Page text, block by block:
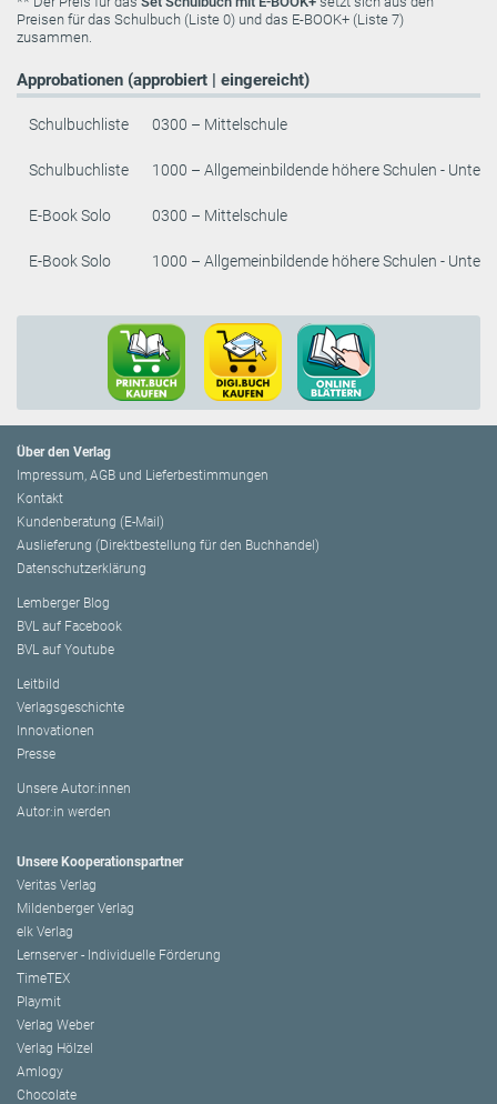
Preisen für das Schulbuch (Liste 0) und das E-BOOK+ (Liste 7)
zusammen.
Approbationen (approbiert | eingereicht)
Schulbuchliste 0300 – Mittelschule
Schulbuchliste 1000 – Allgemeinbildende höhere Schulen -
E-Book Solo 0300 – Mittelschule
E-Book Solo 1000 – Allgemeinbildende höhere Schulen -
Über den Verlag
Impressum, AGB und Lieferbestimmungen
Kontakt
Kundenberatung (E-Mail)
Auslieferung (Direktbestellung für den Buchhandel)
Datenschutzerklärung
Lemberger Blog
BVL auf Facebook
BVL auf Youtube
Leitbild
Verlagsgeschichte
Innovationen
Presse
Unsere Autor:innen
Autor:in werden
Unsere Kooperationspartner
Veritas Verlag
Mildenberger Verlag
elk Verlag
Lernserver - Individuelle Förderung
TimeTEX
Playmit
Verlag Weber
Verlag Hölzel
Amlogy
Chocolate